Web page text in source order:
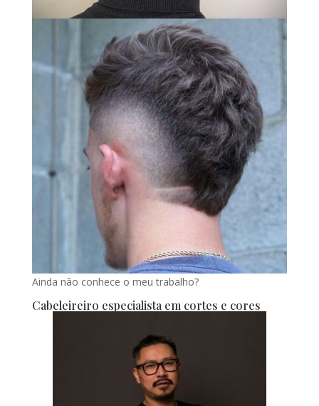
Ainda não conhece o meu trabalho?
Cabeleireiro especialista em cortes e cores